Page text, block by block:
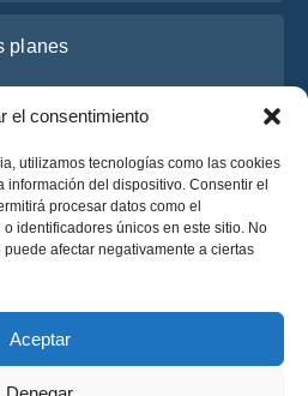
el consentimiento
utilizamos tecnologías como las cookies
del dispositivo. Consentir el
procesar datos como el
identificadores únicos en este sitio. No
afectar negativamente a ciertas
Aceptar
un presupuesto
un presupuesto